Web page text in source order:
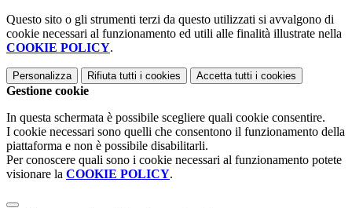
Questo sito o gli strumenti terzi da questo utilizzati si avvalgono di
cookie necessari al funzionamento ed utili alle finalità illustrate nella
COOKIE POLICY.
Personalizza Rifiuta tutti i cookies Accetta tutti i cookies
Gestione cookie
In questa schermata è possibile scegliere quali cookie consentire.
I cookie necessari sono quelli che consentono il funzionamento della
piattaforma e non è possibile disabilitarli.
Per conoscere quali sono i cookie necessari al funzionamento potete
visionare la COOKIE POLICY.